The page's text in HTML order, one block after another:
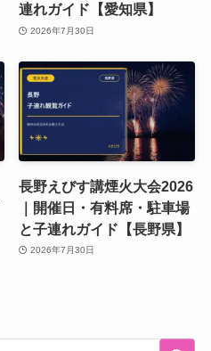
連れガイド【愛知県】
2026年7月30日
長野えびす講煙火大会2026
｜開催日・有料席・駐車場
と子連れガイド【長野県】
2026年7月30日